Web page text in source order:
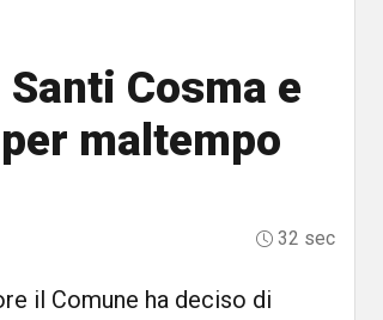
Cosma e
maltempo
32 sec
il Comune ha deciso di